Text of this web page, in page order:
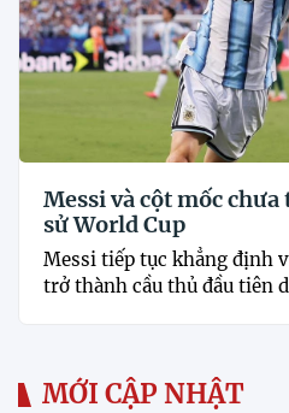
Messi và cột mốc
sử World Cup
Messi tiếp tục khẳng định
trở thành cầu thủ đầu tiên
MỚI CẬP NHẬT